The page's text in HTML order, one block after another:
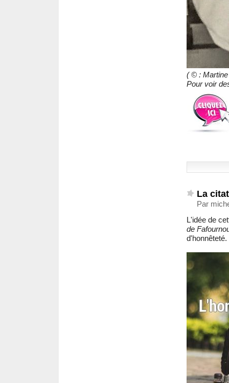
( © :
Pour voir
La
Par
L'idée de
de
d'honnêteté.